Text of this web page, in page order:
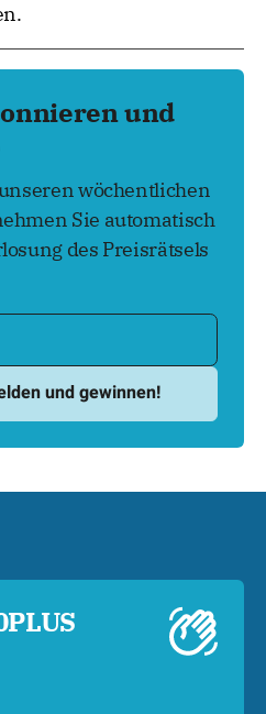
und
wöchentlichen
Sie automatisch
des Preisrätsels